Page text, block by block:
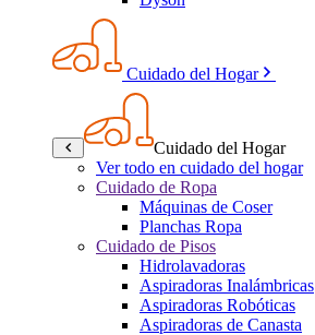
Cuidado del Hogar
Cuidado del Hogar
Ver todo en cuidado del hogar
Cuidado de Ropa
Máquinas de Coser
Planchas Ropa
Cuidado de Pisos
Hidrolavadoras
Aspiradoras Inalámbricas
Aspiradoras Robóticas
Aspiradoras de Canasta